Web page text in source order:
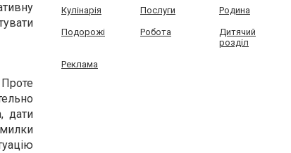
дати
Кулінарія Послуги Родина
Подорожі Робота
Дитячий
розділ
Реклама